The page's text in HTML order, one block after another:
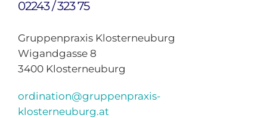
02243 / 323 75
Gruppenpraxis Klosterneuburg
Wigandgasse 8
3400 Klosterneuburg
ordination@gruppenpraxis-
klosterneuburg.at